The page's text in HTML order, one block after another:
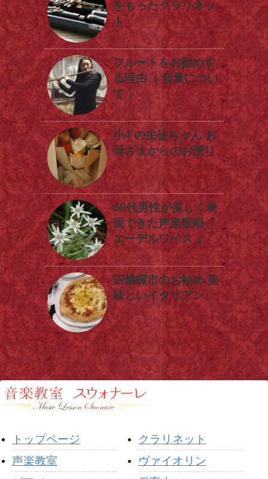
をもったクラリネッ
ト
フルートをお勧めす
る理由（ 音量につい
て ）
小4 の生徒ちゃん お
母さまからのお便り
60代男性が美しく表
現できた声楽歌唱『
エーデルワイス 』
四條畷市のお勧め 美
味しいイタリアン
トップページ
声楽教室
クラリネット
ヴァイオリン